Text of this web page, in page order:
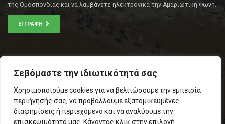
Σεβόμαστε την ιδιωτικότητά σας
Χρησιμοποιούμε cookies για να βελτιώσουμε την εμπειρία
περιήγησής σας, να προβάλλουμε εξατομικευμένες
διαφημίσεις ή περιεχόμενο και να αναλύουμε την
επισκεψιμότητά μας. Κάνοντας κλικ στην επιλογή
της Ομοσπονδίας και να λαμβάνετε ηλεκτρονικά την Αμαριώτικη Φωνή.
ΕΓΓΡΑΦΉ
Τ.Κ.: 105 53
Τηλ. – Fax: 210 33 14 346
Τηλ. Προέδρου: 6971566783